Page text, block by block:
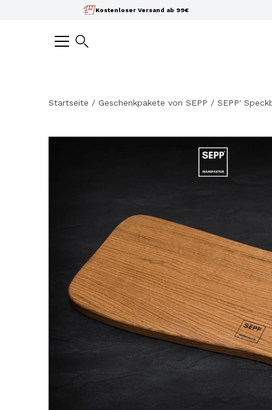
Kostenloser Versand ab 99€
Startseite / Geschenkpakete von SEPP / SEPP'